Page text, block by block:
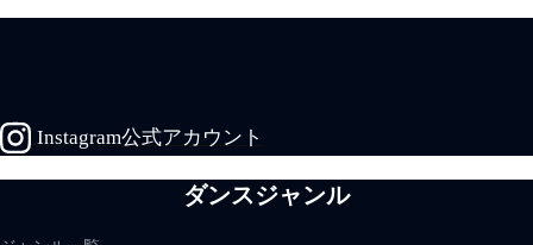
Instagram公式アカウント
ダンスジャンル